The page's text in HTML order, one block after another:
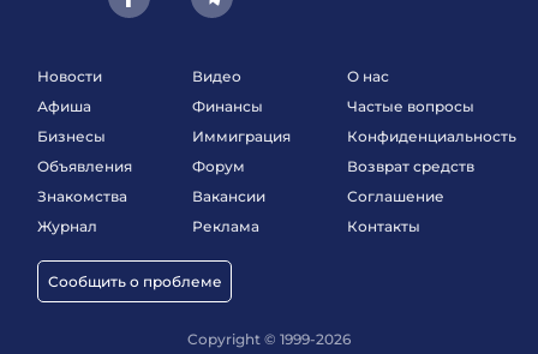
Новости
Афиша
Бизнесы
Объявления
Знакомства
Журнал
Сообщить о проблеме
Видео
Финансы
Иммиграция
Форум
Вакансии
Реклама
О нас
Частые вопросы
Конфиденциальность
Возврат средств
Соглашение
Контакты
Copyright © 1999-2026